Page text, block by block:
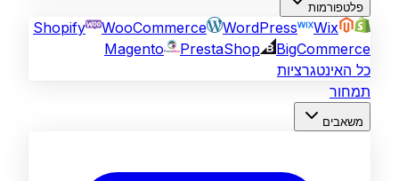
פלטפורמות
Shopify WooCommerce WordPress
Wix
Magento
PrestaShop
BigCommerce
כל האינטגרציות
תמחור
משאבים